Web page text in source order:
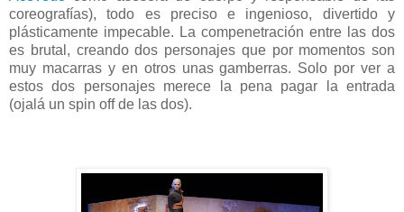
coreografías), todo es preciso e ingenioso, divertido y
plásticamente impecable. La compenetración entre las dos
es brutal, creando dos personajes que por momentos son
muy macarras y en otros unas gamberras. Solo por ver a
estos dos personajes merece la pena pagar la entrada
(ojalá un spin off de las dos).